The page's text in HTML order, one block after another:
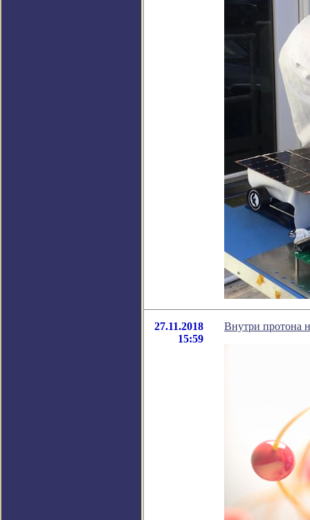
27.11.2018
15:59
Внутри протона